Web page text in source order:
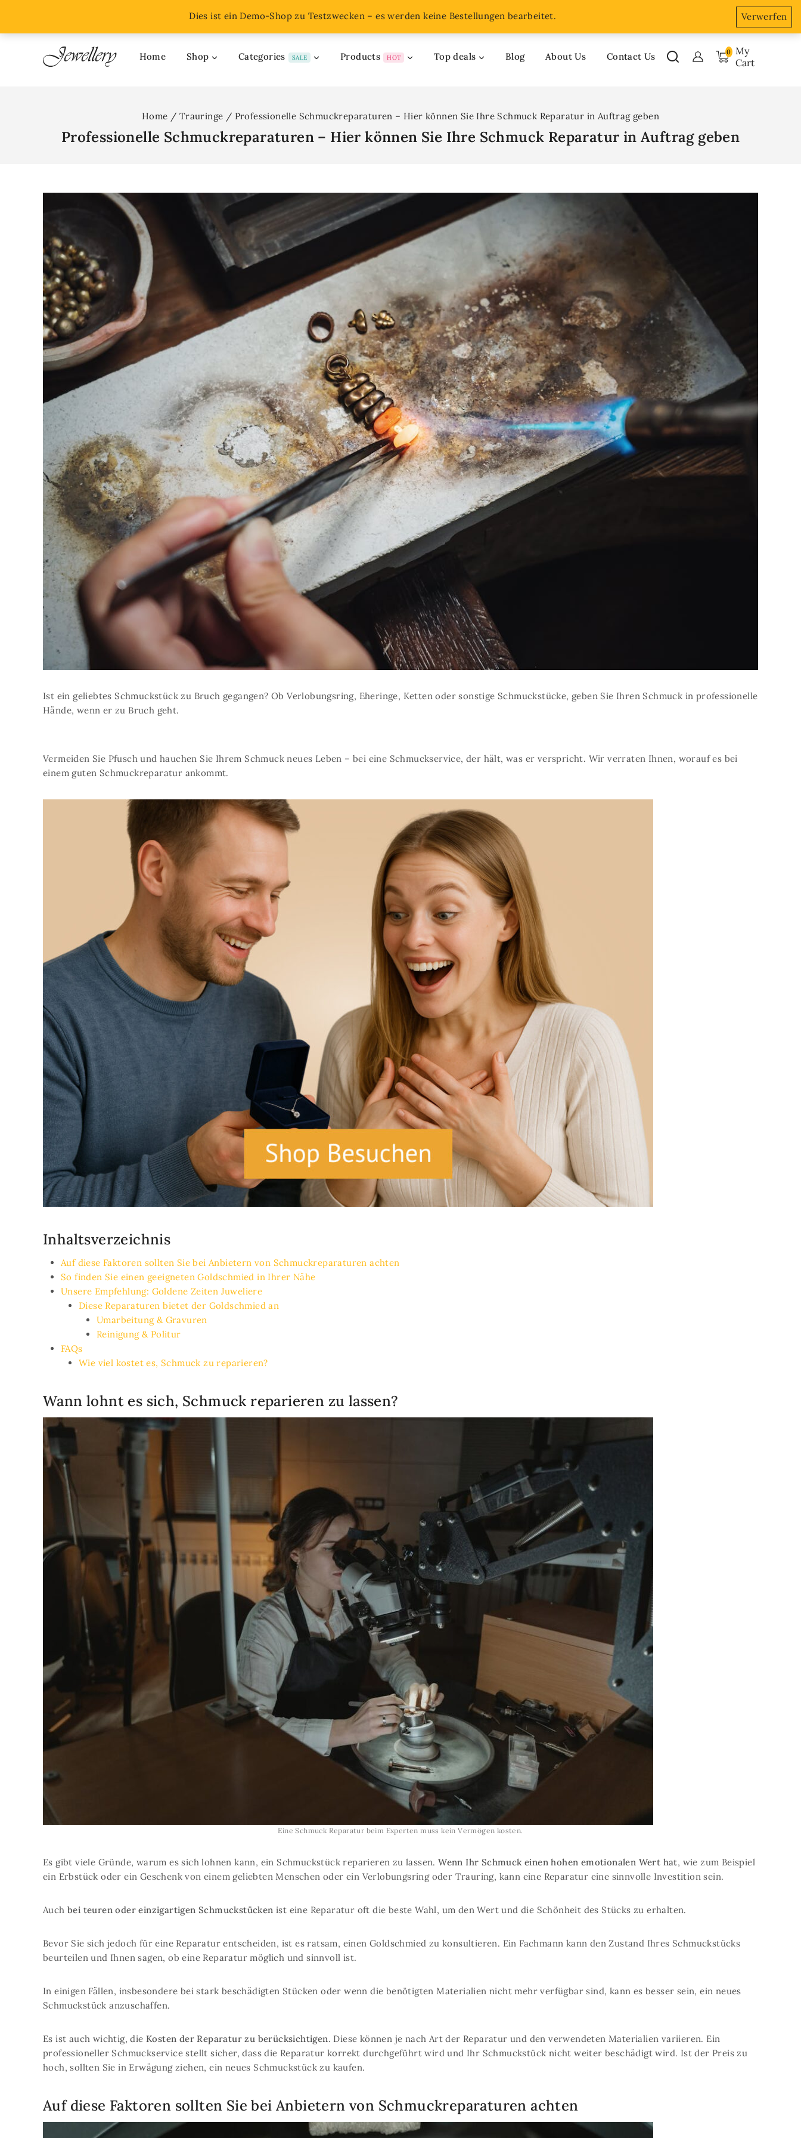
Dies ist ein Demo-Shop zu Testzwecken – es werden keine Bestellungen bearbeitet. Verwerfen
Get a $50 credit on selected itemsShop now About Us Checkout
Home Shop Categories SALE Products HOT Top deals Blog About Us Contact Us 0 My
Cart
Home / Trauringe / Professionelle Schmuckreparaturen – Hier können Sie Ihre Schmuck Reparatur in Auftrag geben
Professionelle Schmuckreparaturen – Hier können Sie Ihre Schmuck Reparatur in Auftrag geben
Ist ein geliebtes Schmuckstück zu Bruch gegangen? Ob Verlobungsring, Eheringe, Ketten oder sonstige Schmuckstücke, geben Sie Ihren Schmuck in professionelle
Hände, wenn er zu Bruch geht.
Vermeiden Sie Pfusch und hauchen Sie Ihrem Schmuck neues Leben – bei eine Schmuckservice, der hält, was er verspricht. Wir verraten Ihnen, worauf es bei
einem guten Schmuckreparatur ankommt.
Inhaltsverzeichnis
Auf diese Faktoren sollten Sie bei Anbietern von Schmuckreparaturen achten
So finden Sie einen geeigneten Goldschmied in Ihrer Nähe
Unsere Empfehlung: Goldene Zeiten Juweliere
Diese Reparaturen bietet der Goldschmied an
Umarbeitung & Gravuren
Reinigung & Politur
FAQs
Wie viel kostet es, Schmuck zu reparieren?
Wann lohnt es sich, Schmuck reparieren zu lassen?
Eine Schmuck Reparatur beim Experten muss kein Vermögen kosten.
Es gibt viele Gründe, warum es sich lohnen kann, ein Schmuckstück reparieren zu lassen.Wenn Ihr Schmuck einen hohen emotionalen Wert hat, wie zum Beispiel
ein Erbstück oder ein Geschenk von einem geliebten Menschen oder ein Verlobungsring oder Trauring, kann eine Reparatur eine sinnvolle Investition sein.
Auch bei teuren oder einzigartigen Schmuckstücken ist eine Reparatur oft die beste Wahl, um den Wert und die Schönheit des Stücks zu erhalten.
Bevor Sie sich jedoch für eine Reparatur entscheiden, ist es ratsam, einen Goldschmied zu konsultieren. Ein Fachmann kann den Zustand Ihres Schmuckstücks
beurteilen und Ihnen sagen, ob eine Reparatur möglich und sinnvoll ist.
In einigen Fällen, insbesondere bei stark beschädigten Stücken oder wenn die benötigten Materialien nicht mehr verfügbar sind, kann es besser sein, ein neues
Schmuckstück anzuschaffen.
Es ist auch wichtig, die Kosten der Reparatur zu berücksichtigen. Diese können je nach Art der Reparatur und den verwendeten Materialien variieren. Ein
professioneller Schmuckservice stellt sicher, dass die Reparatur korrekt durchgeführt wird und Ihr Schmuckstück nicht weiter beschädigt wird. Ist der Preis zu
hoch, sollten Sie in Erwägung ziehen, ein neues Schmuckstück zu kaufen.
Auf diese Faktoren sollten Sie bei Anbietern von Schmuckreparaturen achten